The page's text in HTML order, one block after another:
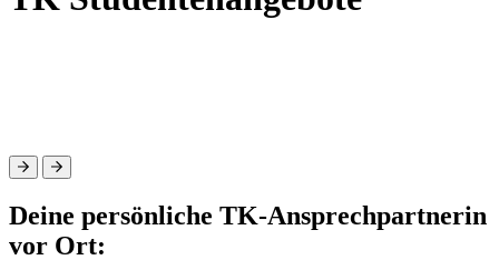
Deine persönliche TK-Ansprechpartnerin
vor Ort: